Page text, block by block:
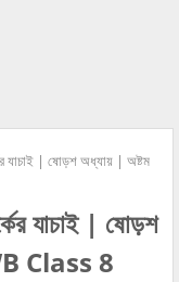
যাচাই | ষোড়শ অধ্যায় | অষ্টম
যাচাই | ষোড়শ
Class 8